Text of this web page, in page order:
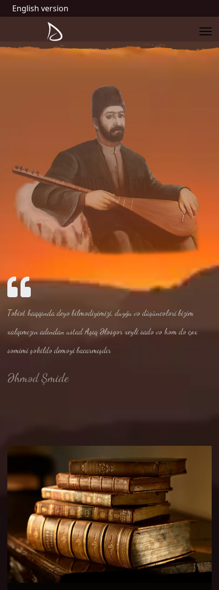
English version
Təbiət haqqında deyə bilmədiyimizi, duyğu və düşüncələri bizim
xalqımızın adından ustad Aşıq Ələsgər xeyli sadə və həm də çox
səmimi şəkildə deməyi bacarmışdır
Əhməd Şmide